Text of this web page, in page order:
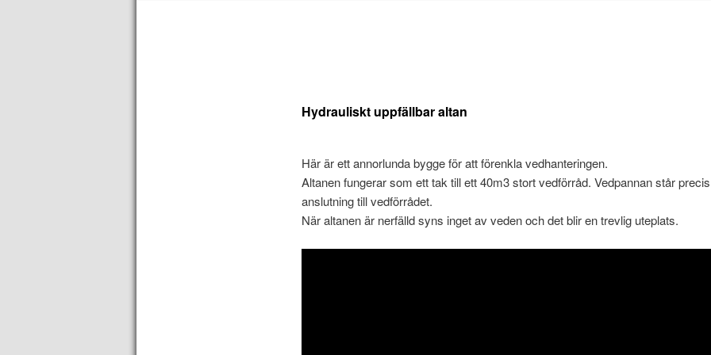
Hydrauliskt uppfällbar altan
Här är ett annorlunda bygge för att förenkla vedhanteringen.
Altanen fungerar som ett tak till ett 40m3 stort vedförråd. Vedpannan står
anslutning till vedförrådet.
När altanen är nerfälld syns inget av veden och det blir en trevlig uteplats.